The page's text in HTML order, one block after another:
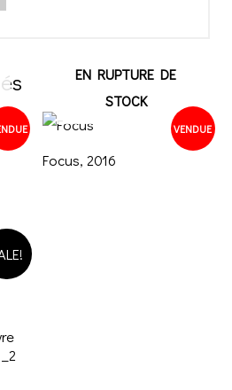
VENDUE
EN RUPTURE DE
STOCK
Focus, 2016